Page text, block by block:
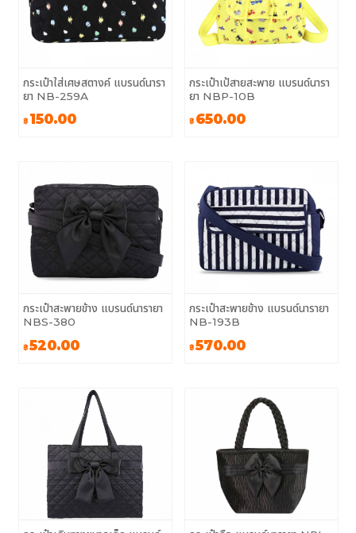
กระเป๋าใส่เศษสตางค์ แบรนด์นารา
ยา NB-259A
฿ 150.00
กระเป๋าเป้สายสะพาย แบรนด์นารา
ยา NBP-10B
฿ 650.00
กระเป๋าสะพายข้าง แบรนด์นารายา
NBS-380
฿520.00
กระเป๋าสะพายข้าง แบรนด์นารายา
NB-193B
฿570.00